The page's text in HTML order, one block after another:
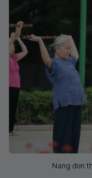
Nang đơn